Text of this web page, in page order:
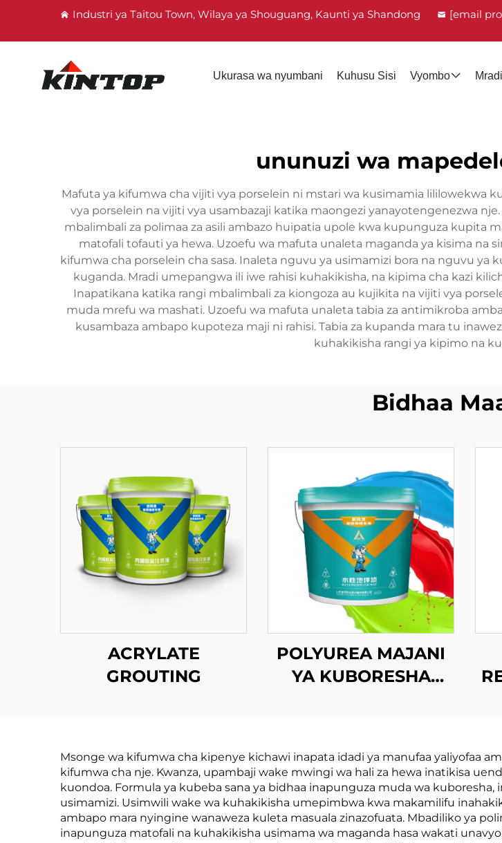
Industri ya Taitou Town, Wilaya ya Shouguang, Kaunti ya Shandong [email
Ukurasa wa nyumbani Kuhusu Sisi Vyombo Mradi
ununuzi wa
Mafuta ya kifumwa cha vijiti vya porselein ni mstari wa kusimamia lililowekwa
vya porselein na vijiti vya usambazaji katika maongezi yanayotengenezwa
mbalimbali za polimaa za asili ambazo huipatia upole kwa kupunguza kupita
matofali tofauti ya hewa. Uzoefu wa mafuta unaleta maganda ya kisima na
kifumwa cha porselein cha sasa. Inaleta nguvu ya usimamizi bora na nguvu
kuganda. Mradi umepangwa ili iwe rahisi kuhakikisha, na kipima cha kazi
Inapatikana katika rangi mbalimbali za kiongoza au kujikita na vijiti vya
muda mrefu wa mashati. Uzoefu wa mafuta unaleta tabia za antimikroba
kusambaza ambapo kupoteza maji ni rahisi. Tabia za kupanda mara tu
kuhakikisha rangi ya kipimo na
Bidhaa
ACRYLATE
GROUTING
POLYUREA MAJANI
YA KUBORESHA
Msonge wa kifumwa cha kipenye kichawi inapata idadi ya manufaa yaliyofaa
kifumwa cha nje. Kwanza, upambaji wake mwingi wa hali za hewa inatikisa
kuondoa. Formula ya kubeba sana ya bidhaa inapunguza muda wa
usimamizi. Usimwili wake wa kuhakikisha umepimbwa kwa makamilifu
ambapo mara nyingine wanaweza kuleta masuala zinazofuata. Mbadiliko ya
inapunguza matofali na kuhakikisha usimama wa maganda hasa wakati